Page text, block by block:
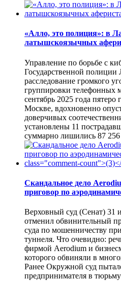
«Алло, это полиция»: в
латышскоязычных
Управление по борьбе с
Государственной
расследование громкого
группировки телефонных
сентябрь 2025 года
Москве, вдохновенно
доверчивых
установлены 11
суммарно лишились 87
Скандальное дело
приговор по
Верховный суд (Сенат) 31
отменил обвинительный
суда по мошенничеству
туннеля. Что очевидно:
фирмой Aerodium и
которого обвиняли в
Ранее Окружной суд
предпринимателя в